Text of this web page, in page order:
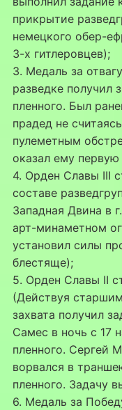
прикрытие
немецкого обер-
3-х гитлеровцев);
3. Медаль за
разведке получил
пленного. Был
прадед не
пулеметным
оказал ему
4. Орден Славы III
составе
Западная Двина в
арт-минаметном
установил силы
блестяще);
5. Орден Славы II
(Действуя
захвата получил
Самес в ночь с 17
пленного. Сергей
ворвался в
пленного. Задачу
6. Медаль за